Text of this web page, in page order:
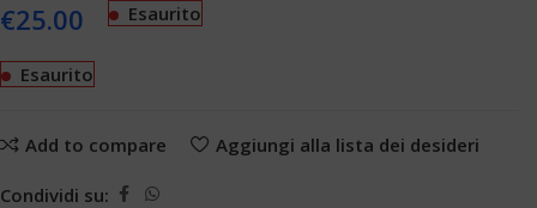
€25.00 Esaurito
Esaurito
Add to compare Aggiungi alla lista dei desideri
Condividi su: